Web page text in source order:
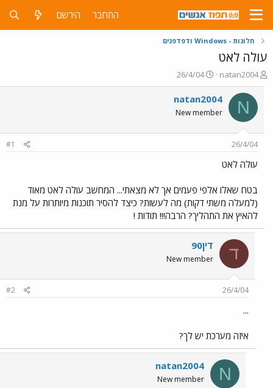
התחבר הירשם
חלונות - Windows ודפדפנים
עולה לאט
פ
ו
ת
ח
ה
ש
א
natan2004
פ
ו
ר
ם
26/4/04
N
natan2004
New member
26/4/04
#1
עולה לאט
בטח שאלו אלפי פעמים אך לא מצאתי... המחשב עולה לאט מאוד
(למעלה משתי דקות) מה לעשות? כיצד להסיר תוכנות מיותרות על מנת
להאיץ את התהליך? הרבה!!! תודות !
ד דין90
New member
26/4/04
#2
...
איזה מערכת יש לך?
N
natan2004
New member